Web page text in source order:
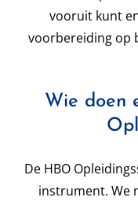
vooruit kunt
voorbereiding op
Wie doen
De HBO
instrument. We